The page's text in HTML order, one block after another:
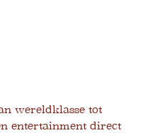
wereldklasse tot
entertainment direct